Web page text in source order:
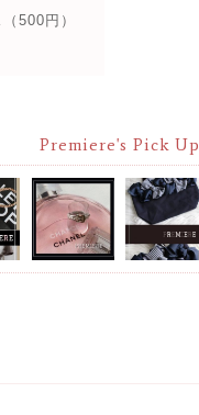
500円）
Premiere's Pick Up